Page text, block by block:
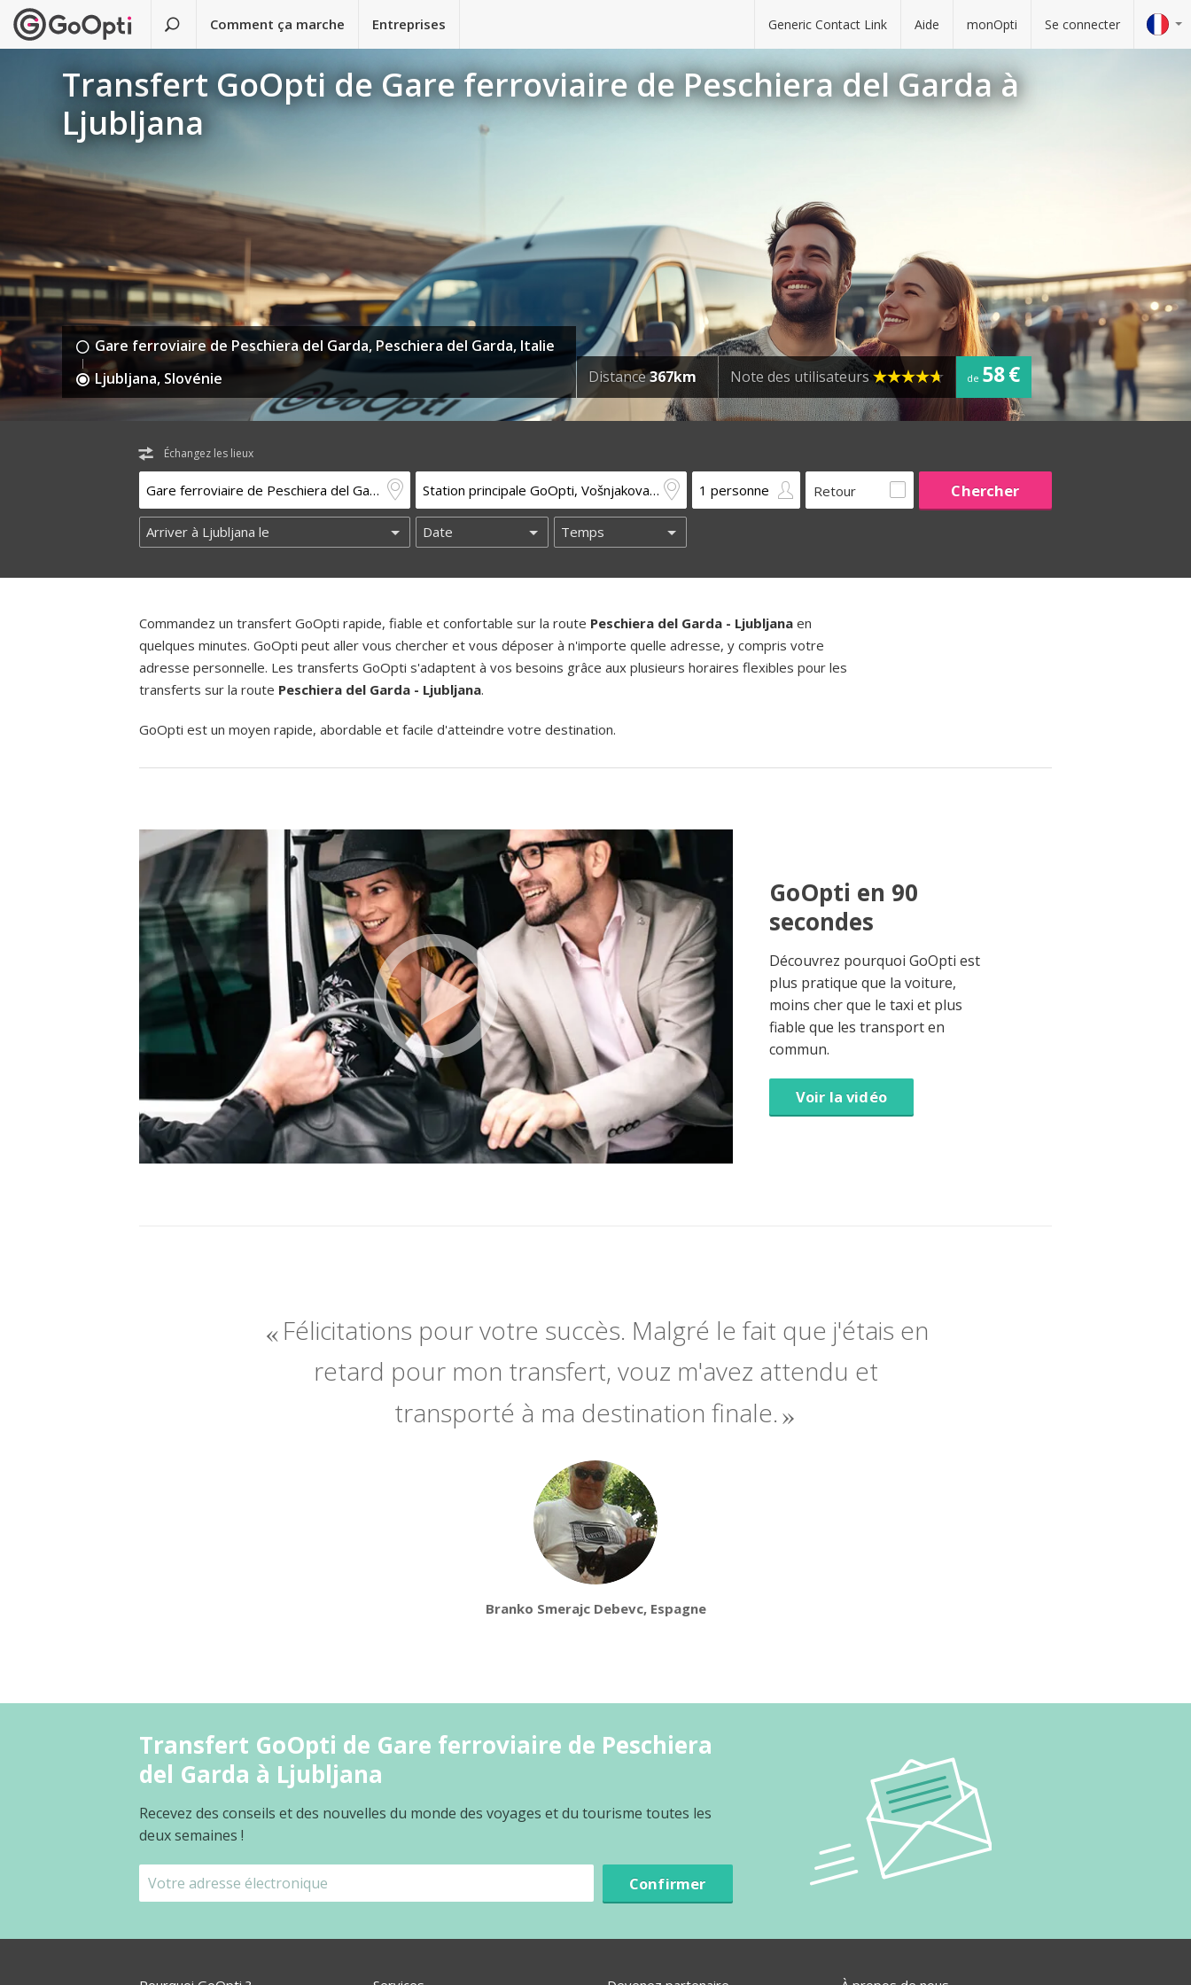
Comment ça marche Entreprises Generic Contact Link Aide monOpti Se connecter
Transfert GoOpti de Gare ferroviaire de Peschiera del Garda à
Ljubljana
Gare ferroviaire de Peschiera del Garda, Peschiera del Garda, Italie
Ljubljana, Slovénie
Distance367km Note des utilisateurs de 58 €
Échangez les lieux
Retour
Commandez un transfert GoOpti rapide, fiable et confortable sur la route Peschiera del Garda - Ljubljana en
quelques minutes. GoOpti peut aller vous chercher et vous déposer à n'importe quelle adresse, y compris votre
adresse personnelle. Les transferts GoOpti s'adaptent à vos besoins grâce aux plusieurs horaires flexibles pour les
transferts sur la route Peschiera del Garda - Ljubljana.
GoOpti est un moyen rapide, abordable et facile d'atteindre votre destination.
GoOpti en 90
secondes
Découvrez pourquoi GoOpti est
plus pratique que la voiture,
moins cher que le taxi et plus
fiable que les transport en
commun.
Voir la vidéo
Félicitations pour votre succès. Malgré le fait que j'étais en
retard pour mon transfert, vouz m'avez attendu et
transporté à ma destination finale.
Branko Smerajc Debevc, Espagne
Transfert GoOpti de Gare ferroviaire de Peschiera
del Garda à Ljubljana
Recevez des conseils et des nouvelles du monde des voyages et du tourisme toutes les
deux semaines !
Confirmer